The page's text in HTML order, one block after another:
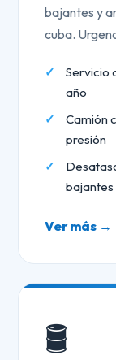
bajantes y
cuba.
Servicio
año
Camión
presión
bajantes
Ver más →
🛢️